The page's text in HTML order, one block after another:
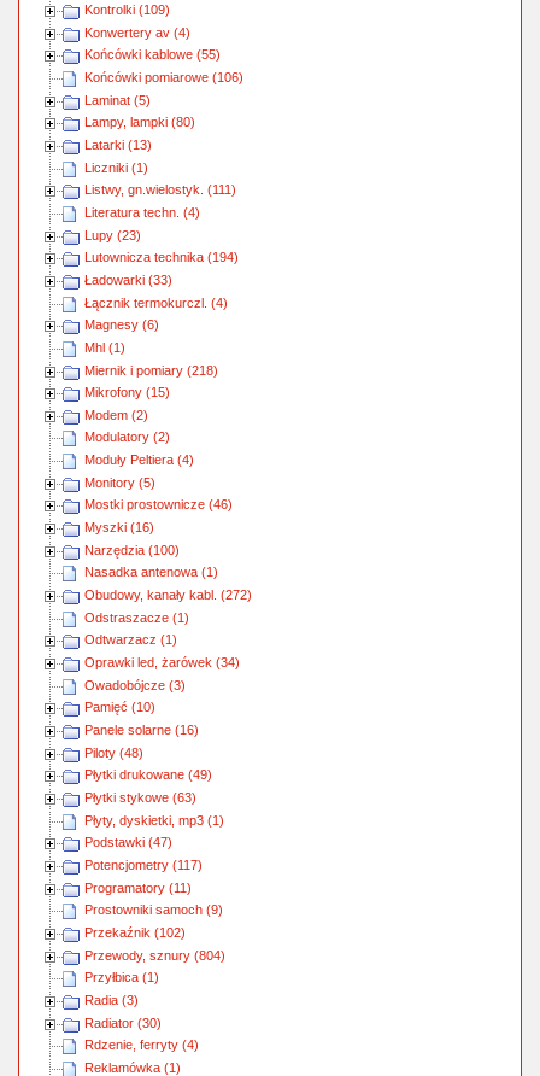
Kontrolki (109)
Konwertery av (4)
Końcówki kablowe (55)
Końcówki pomiarowe (106)
Laminat (5)
Lampy, lampki (80)
Latarki (13)
Liczniki (1)
Listwy, gn.wielostyk. (111)
Literatura techn. (4)
Lupy (23)
Lutownicza technika (194)
Ładowarki (33)
Łącznik termokurczl. (4)
Magnesy (6)
Mhl (1)
Miernik i pomiary (218)
Mikrofony (15)
Modem (2)
Modulatory (2)
Moduły Peltiera (4)
Monitory (5)
Mostki prostownicze (46)
Myszki (16)
Narzędzia (100)
Nasadka antenowa (1)
Obudowy, kanały kabl. (272)
Odstraszacze (1)
Odtwarzacz (1)
Oprawki led, żarówek (34)
Owadobójcze (3)
Pamięć (10)
Panele solarne (16)
Piloty (48)
Płytki drukowane (49)
Płytki stykowe (63)
Płyty, dyskietki, mp3 (1)
Podstawki (47)
Potencjometry (117)
Programatory (11)
Prostowniki samoch (9)
Przekaźnik (102)
Przewody, sznury (804)
Przyłbica (1)
Radia (3)
Radiator (30)
Rdzenie, ferryty (4)
Reklamówka (1)